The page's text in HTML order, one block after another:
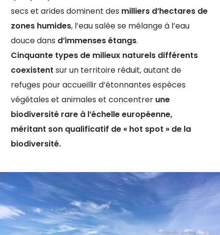
secs et arides dominent des milliers d’hectares de
zones humides, l’eau salée se mélange à l’eau
douce dans d’immenses étangs.
Cinquante types de milieux naturels différents
coexistent sur un territoire réduit, autant de
refuges pour accueillir d’étonnantes espèces
végétales et animales et concentrer une
biodiversité rare à l’échelle européenne,
méritant son qualificatif de « hot spot » de la
biodiversité.